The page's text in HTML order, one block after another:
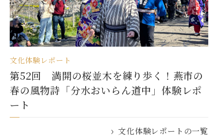
文化体験レポート
第52回 満開の桜並木を練り歩く！燕市の
春の風物詩「分水おいらん道中」体験レポ
ート
文化体験レポートの一覧